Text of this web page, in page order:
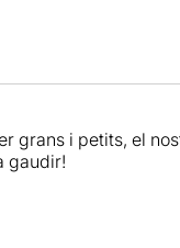
grans i petits, el
gaudir!